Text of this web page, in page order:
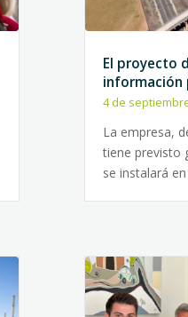
El proyecto
información
4 de
La empresa,
tiene previsto
se instalará